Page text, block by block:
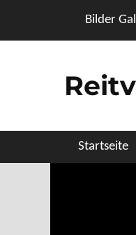
Bilder
Startseite